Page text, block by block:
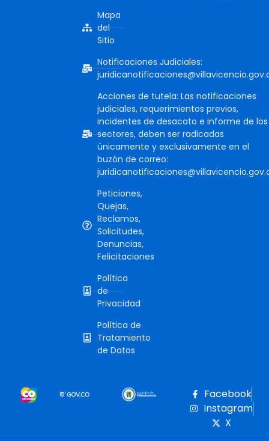
Mapa
del
Sitio
Notificaciones Judiciales:
Acciones de tutela: Las notificaciones
judiciales, requerimientos previos,
incidentes de desacato e informe de los
sectores, deben ser radicadas
únicamente y exclusivamente en el
buzón de correo:
Peticiones,
Quejas,
Reclamos,
Solicitudes,
Denuncias,
Felicitaciones
Política
de
Privacidad
Política de
Tratamiento
de Datos
Facebook
Instagram
X